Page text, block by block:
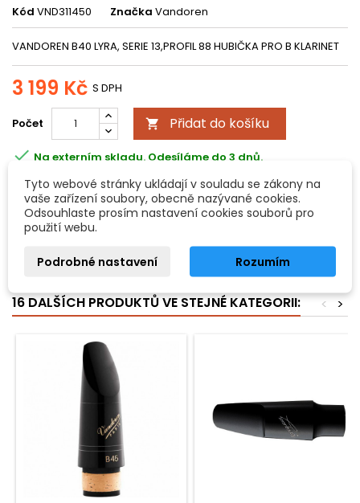
Kód VND311450 Značka Vandoren
VANDOREN B40 LYRA, SERIE 13,PROFIL 88 HUBIČKA PRO B KLARINET
3 199 Kč S DPH
Počet  Přidat do košíku
 Na externím skladu. Odesíláme do 3 dnů.
Všechny možnosti doručení
POPIS DETAILY PRODUKTU
profil 88 B40 Lyre hubička pro B klarinet
16 DALŠÍCH PRODUKTŮ VE STEJNÉ KATEGORII: >
<
Tyto webové stránky ukládají v souladu se zákony na
vaše zařízení soubory, obecně nazývané cookies.
Odsouhlaste prosím nastavení cookies souborů pro
použití webu.
Podrobné nastavení Rozumím